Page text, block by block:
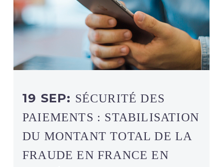
19 SEP: SÉCURITÉ DES
PAIEMENTS : STABILISATION
DU MONTANT TOTAL DE LA
FRAUDE EN FRANCE EN